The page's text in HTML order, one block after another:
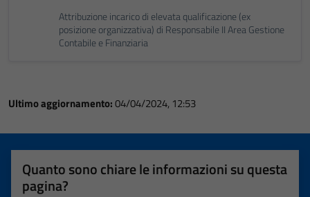
Attribuzione incarico di elevata qualificazione (ex
posizione organizzativa) di Responsabile II Area Gestione
Contabile e Finanziaria
Ultimo aggiornamento:04/04/2024, 12:53
Quanto sono chiare le informazioni su questa
pagina?